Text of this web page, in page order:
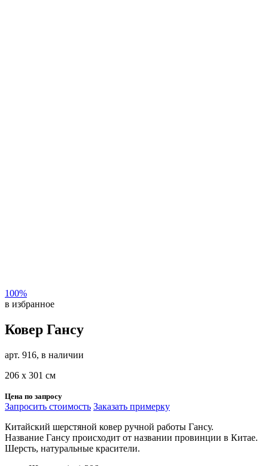
100%
в избранное
Ковер Гансу
арт. 916, в наличии
206 х 301 см
Цена по запросу
Запросить стоимость Заказать примерку
Китайский шерстяной ковер ручной работы Гансу.
Название Гансу происходит от названии провинции в Китае.
Шерсть, натуральные красители.